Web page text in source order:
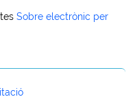
Sobre electrònic per